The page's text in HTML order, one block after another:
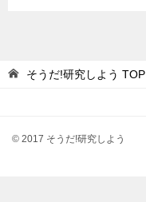
そうだ!研究しよう TOP
© 2017 そうだ!研究しよう